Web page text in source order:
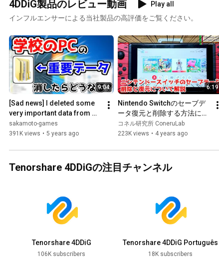
4DDiG製品のレビュー動画
Play all
インフルエンサーによる当社製品の高評価をご覧ください。
9:04
[Sad news] I deleted some
very important data from my
school computer and my
life is over lol [Te...
sakamoto-games
391K views • 5 years ago
6:19
Nintendo Switchのセーブデ
ータ復元と削除する方法につ
いて。初心者は必見！
コネル研究所 ConeruLab
223K views • 4 years ago
Tenorshare 4DDiGの注目チャンネル
Tenorshare 4DDiG
106K subscribers
Tenorshare 4DDiG Português
18K subscribers